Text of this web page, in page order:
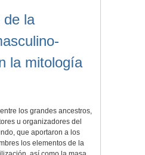
de la
la mitología
los grandes ancestros,
u organizadores del
que aportaron a los
los elementos de la